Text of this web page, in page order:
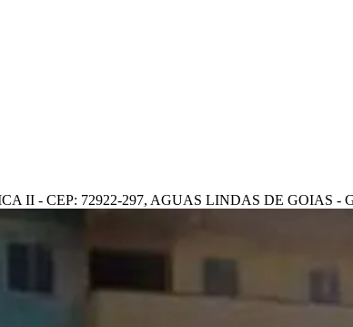
II - CEP: 72922-297, AGUAS LINDAS DE GOIAS -